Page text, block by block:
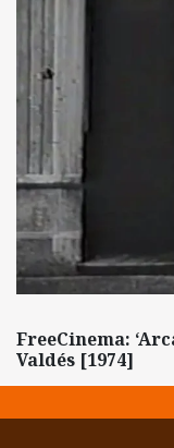
FreeCinema:
Valdés [1974]